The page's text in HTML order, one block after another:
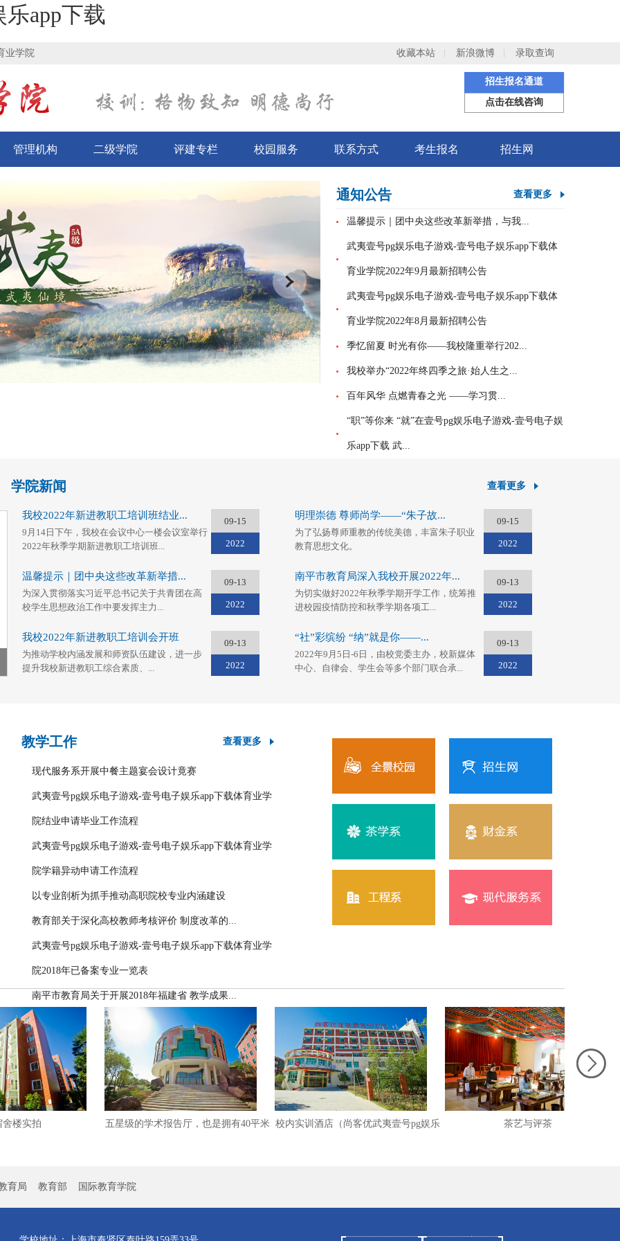
app下载
收藏本站 新浪微博 录取查询
业学院
招生报名通道
点击在线咨询
管理机构 二级学院 评建专栏 校园服务 联系方式 考生报名 招生网
查看更多
通知公告
温馨提示｜团中央这些改革新举措，与我...
武夷壹号pg娱乐电子游戏-壹号电子娱乐app下载体
育业学院2022年9月最新招聘公告
武夷壹号pg娱乐电子游戏-壹号电子娱乐app下载体
育业学院2022年8月最新招聘公告
季忆留夏 时光有你——我校隆重举行202...
我校举办“2022年终四季之旅·始人生之...
百年风华 点燃青春之光 ——学习贯...
“职”等你来 “就”在壹号pg娱乐电子游戏-壹号电子娱
乐app下载 武...
查看更多
学院新闻
09-15
2022
我校2022年新进教职工培训班结业...
9月14日下午，我校在会议中心一楼会议室举行
2022年秋季学期新进教职工培训班...
09-15
2022
明理崇德 尊师尚学——“朱子故...
为了弘扬尊师重教的传统美德，丰富朱子职业
教育思想文化。
09-13
2022
温馨提示｜团中央这些改革新举措...
为深入贯彻落实习近平总书记关于共青团在高
校学生思想政治工作中要发挥主力...
09-13
2022
南平市教育局深入我校开展2022年...
为切实做好2022年秋季学期开学工作，统筹推
进校园疫情防控和秋季学期各项工...
09-13
2022
我校2022年新进教职工培训会开班
为推动学校内涵发展和师资队伍建设，进一步
提升我校新进教职工综合素质、...
09-13
2022
“社”彩缤纷 “纳”就是你——...
2022年9月5日-6日，由校党委主办，校新媒体
中心、自律会、学生会等多个部门联合承...
查看更多
教学工作
现代服务系开展中餐主题宴会设计竟赛
武夷壹号pg娱乐电子游戏-壹号电子娱乐app下载体育业学
院结业申请毕业工作流程
武夷壹号pg娱乐电子游戏-壹号电子娱乐app下载体育业学
院学籍异动申请工作流程
以专业剖析为抓手推动高职院校专业内涵建设
教育部关于深化高校教师考核评价 制度改革的...
武夷壹号pg娱乐电子游戏-壹号电子娱乐app下载体育业学
院2018年已备案专业一览表
南平市教育局关于开展2018年福建省 教学成果...
实拍 五星级的学术报告厅，也是拥有40平米 校内实训酒店（尚客优武夷壹号pg娱乐 茶艺与评茶
育局 教育部 国际教育学院